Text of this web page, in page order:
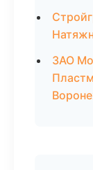
ЗАО